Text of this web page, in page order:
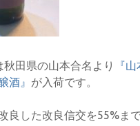
秋田県の山本合名より
『
酒』 が入荷です。
良した改良信交を55%ま